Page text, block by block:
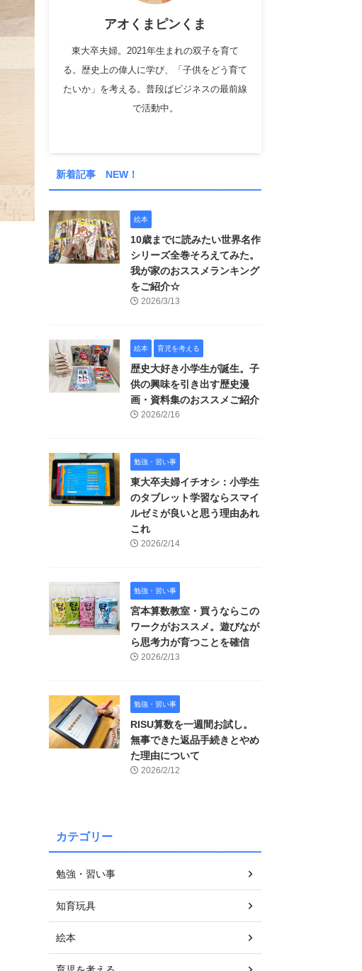
アオくまピンくま
東大卒夫婦。2021年生まれの双子を育て
る。歴史上の偉人に学び、「子供をどう育て
たいか」を考える。普段ばビジネスの最前線
で活動中。
新着記事 NEW！
絵本
10歳までに読みたい世界名作
シリーズ全巻そろえてみた。
我が家のおススメランキング
をご紹介☆
2026/3/13
絵本 育児を考える
歴史大好き小学生が誕生。子
供の興味を引き出す歴史漫
画・資料集のおススメご紹介
2026/2/16
勉強・習い事
東大卒夫婦イチオシ：小学生
のタブレット学習ならスマイ
ルゼミが良いと思う理由あれ
これ
2026/2/14
勉強・習い事
宮本算数教室・買うならこの
ワークがおススメ。遊びなが
ら思考力が育つことを確信
2026/2/13
勉強・習い事
RISU算数を一週間お試し。
無事できた返品手続きとやめ
た理由について
2026/2/12
カテゴリー
勉強・習い事
知育玩具
絵本